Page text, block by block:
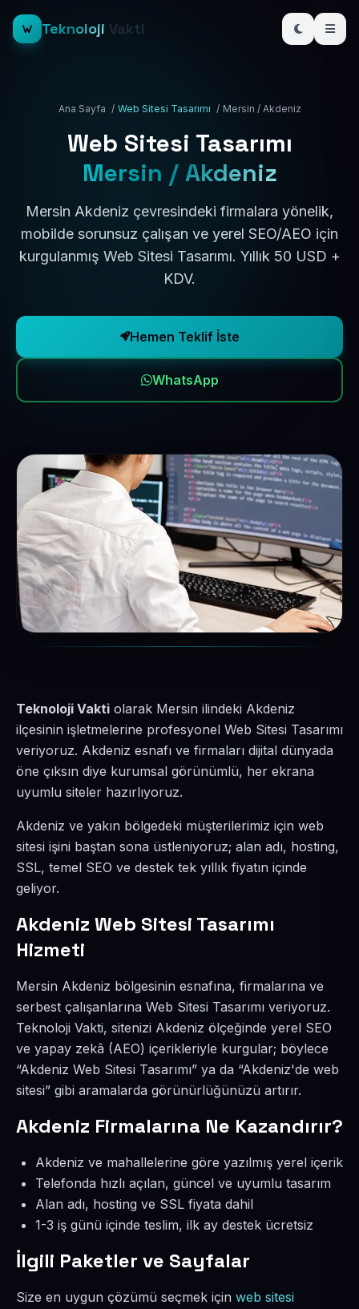
Teknoloji Vakti
Ana Sayfa / Web Sitesi Tasarımı / Mersin / Akdeniz
Web Sitesi Tasarımı
Mersin / Akdeniz
Mersin Akdeniz çevresindeki firmalara yönelik,
mobilde sorunsuz çalışan ve yerel SEO/AEO için
kurgulanmış Web Sitesi Tasarımı. Yıllık 50 USD +
KDV.
Hemen Teklif İste
WhatsApp
Teknoloji Vakti olarak Mersin ilindeki Akdeniz
ilçesinin işletmelerine profesyonel Web Sitesi Tasarımı
veriyoruz. Akdeniz esnafı ve firmaları dijital dünyada
öne çıksın diye kurumsal görünümlü, her ekrana
uyumlu siteler hazırlıyoruz.
Akdeniz ve yakın bölgedeki müşterilerimiz için web
sitesi işini baştan sona üstleniyoruz; alan adı, hosting,
SSL, temel SEO ve destek tek yıllık fiyatın içinde
geliyor.
Akdeniz Web Sitesi Tasarımı
Hizmeti
Mersin Akdeniz bölgesinin esnafına, firmalarına ve
serbest çalışanlarına Web Sitesi Tasarımı veriyoruz.
Teknoloji Vakti, sitenizi Akdeniz ölçeğinde yerel SEO
ve yapay zekâ (AEO) içerikleriyle kurgular; böylece
“Akdeniz Web Sitesi Tasarımı” ya da “Akdeniz'de web
sitesi” gibi aramalarda görünürlüğünüzü artırır.
Akdeniz Firmalarına Ne Kazandırır?
Akdeniz ve mahallelerine göre yazılmış yerel içerik
Telefonda hızlı açılan, güncel ve uyumlu tasarım
Alan adı, hosting ve SSL fiyata dahil
1-3 iş günü içinde teslim, ilk ay destek ücretsiz
İlgili Paketler ve Sayfalar
Size en uygun çözümü seçmek için web sitesi